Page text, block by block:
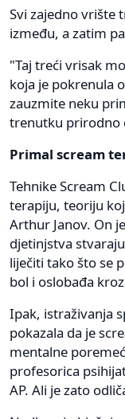
Svi zajedno vrište
između, a zatim
"Taj treći vrisak
koja je pokrenula
zauzmite neku
trenutku prirodno
Primal scream
Tehnike Scream
terapiju, teoriju
Arthur Janov. On
djetinjstva
liječiti tako što se
bol i oslobađa
Ipak, istraživanja
pokazala da je
mentalne
profesorica
AP. Ali je zato